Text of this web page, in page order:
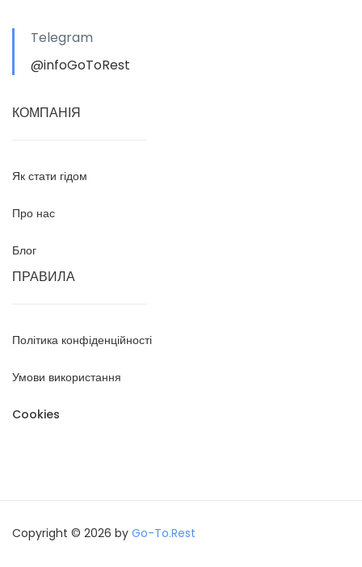
Telegram
@infoGoToRest
КОМПАНІЯ
Як стати гідом
Про нас
Блог
ПРАВИЛА
Політика конфіденційності
Умови використання
Cookies
Copyright © 2026 by Go-To.Rest